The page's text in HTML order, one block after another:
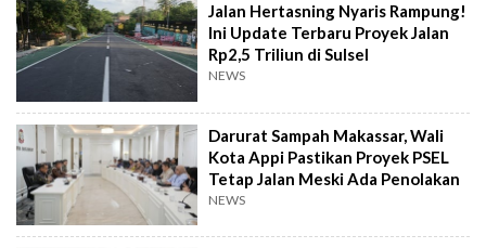
Jalan Hertasning Nyaris Rampung!
Ini Update Terbaru Proyek Jalan
Rp2,5 Triliun di Sulsel
NEWS
Darurat Sampah Makassar, Wali
Kota Appi Pastikan Proyek PSEL
Tetap Jalan Meski Ada Penolakan
NEWS